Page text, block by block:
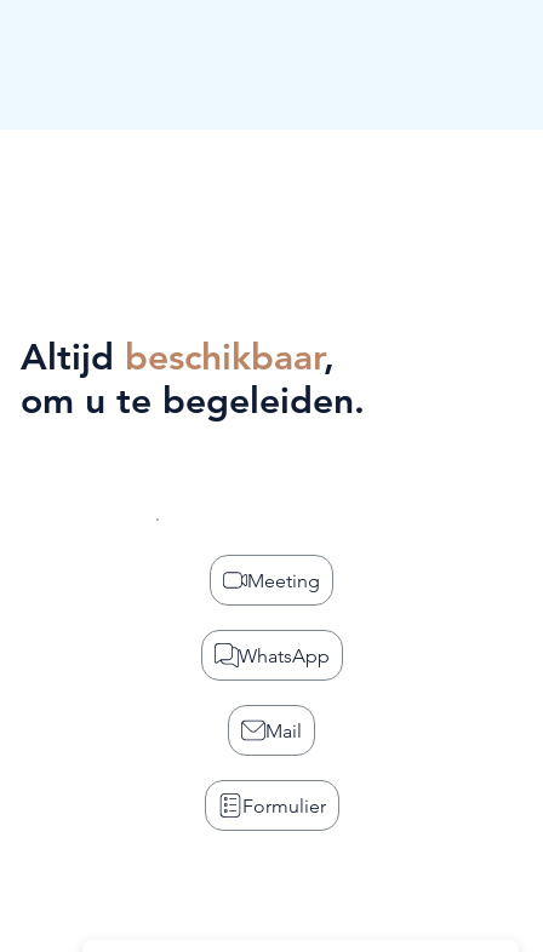
Meeting
WhatsApp
Mail
Formulier
Altijd beschikbaar,
om u te begeleiden.